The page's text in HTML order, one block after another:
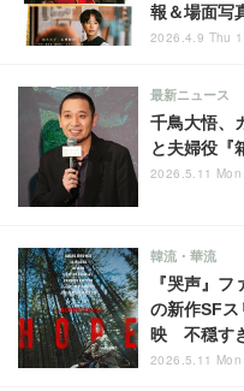
報＆場面写
2026.4.9 Thu
千鳥大悟、
と夫婦役『
最新ニュース
2026.5.11 Mon
『哭声』
の新作SFス
映 不穏す
韓流・華流
2026.5.11